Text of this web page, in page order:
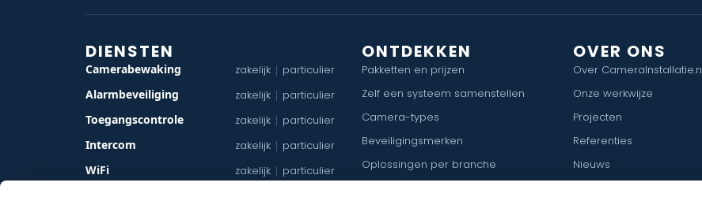
DIENSTEN
Camerabewaking zakelijk | particulier
Alarmbeveiliging
zakelijk | particulier
Toegangscontrole
zakelijk | particulier
Intercom
zakelijk | particulier
WiFi
zakelijk | particulier
ONTDEKKEN
Pakketten en prijzen
Zelf een systeem samenstellen
Camera-types
Beveiligingsmerken
Oplossingen per branche
OVER ONS
Over
Onze werkwijze
Projecten
Referenties
Nieuws